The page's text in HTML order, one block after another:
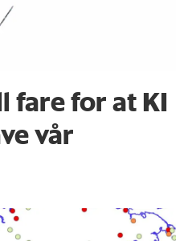
fare for at KI
vår